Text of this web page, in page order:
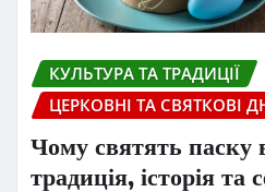
КУЛЬТУРА ТА ТРАДИЦІЇ
ЦЕРКОВНІ ТА СВЯТКОВІ
Чому святять паску
традиція, історія та